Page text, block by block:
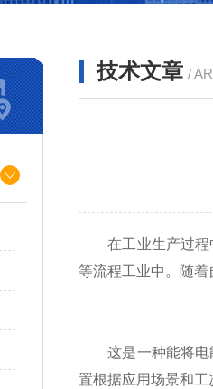
技术文章 /
在工业生产过程中
等流程工业中。随
这是一种能将电能
置根据应用场景和